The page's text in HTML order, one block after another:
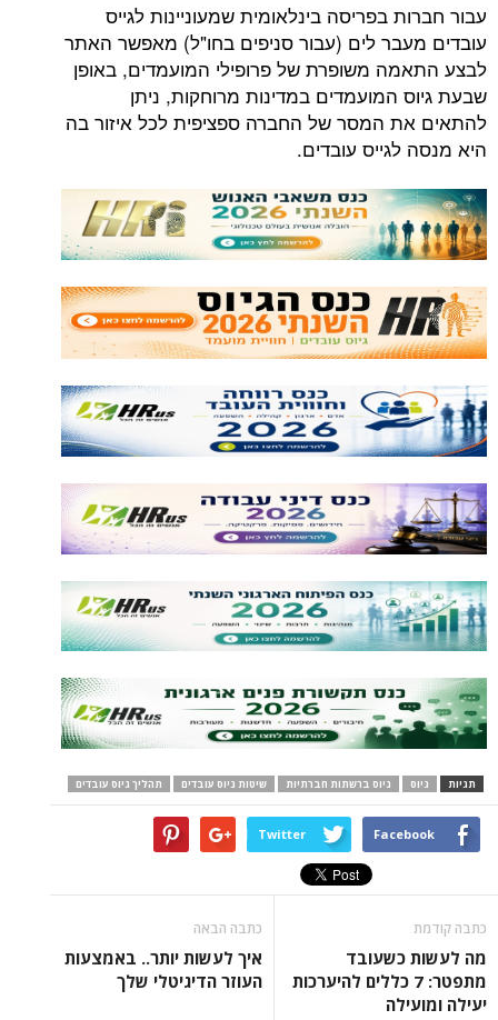
עבור חברות בפריסה בינלאומית שמעוניינות לגייס
עובדים מעבר לים (עבור סניפים בחו"ל) מאפשר האתר
לבצע התאמה משופרת של פרופילי המועמדים, באופן
שבעת גיוס המועמדים במדינות מרוחקות, ניתן
להתאים את המסר של החברה ספציפית לכל איזור בה
היא מנסה לגייס עובדים.
תגיות גיוס גיוס ברשתות חברתיות שיטות גיוס עובדים תהליך גיוס עובדים
Facebook
Twitter
כתבה קודמת
מה לעשות כשעובד
מתפטר: 7 כללים להיערכות
יעילה ומועילה
כתבה הבאה
איך לעשות יותר.. באמצעות
העוזר הדיגיטלי שלך